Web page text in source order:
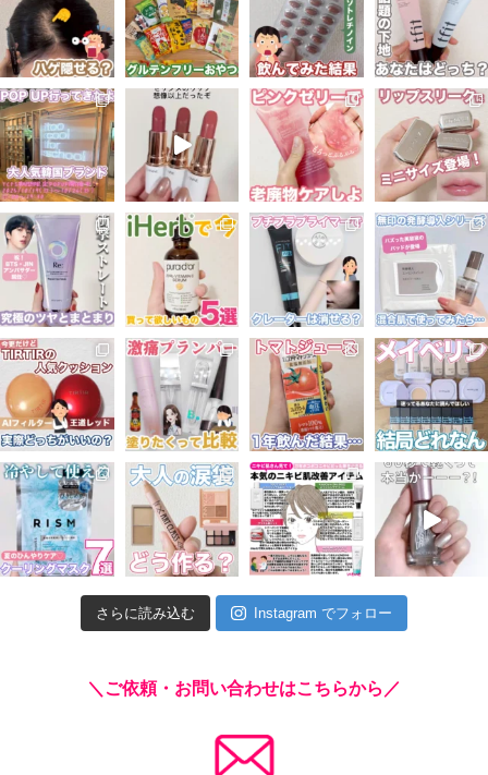
さらに読み込む Instagram でフォロー
＼ご依頼・お問い合わせはこちらから／